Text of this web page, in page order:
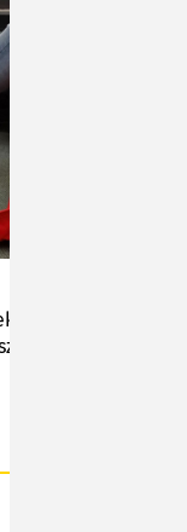
voll und
an sechs